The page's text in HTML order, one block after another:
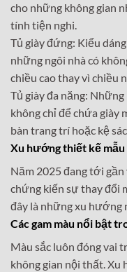
cho những không gian
tính tiện nghi.
Tủ giày đứng: Kiểu
những ngôi nhà có
chiều cao thay vì chiều
Tủ giày đa năng:
không chỉ để chứa giày
bàn trang trí hoặc kệ
Xu hướng thiết kế mẫu
Năm 2025 đang tới
chứng kiến sự thay đổi
đây là những xu hướng
Các gam màu nổi bật
Màu sắc luôn đóng vai
không gian nội thất. Xu